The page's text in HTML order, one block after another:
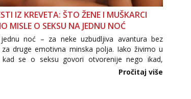
IZ KREVETA: ŠTO ŽENE I MUŠKARCI
MISLE O SEKSU NA JEDNU NOĆ
noć – za neke uzbudljiva avantura bez
za druge emotivna minska polja. Iako živimo u
kad se o seksu govori otvorenije nego ikad,
noći strasti“ i dalje izaziva burne rasprave. Što
Pročitaj više